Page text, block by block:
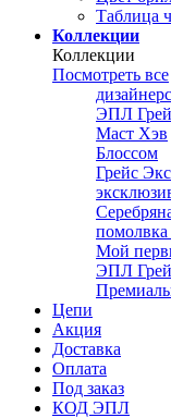
Таблица
Коллекции
Коллекции
Посмотреть все
ЭПЛ
Маст Хэв
Блоссом
Грейс
помолвка
Мой
ЭПЛ
Цепи
Акция
Доставка
Оплата
Под заказ
КОД ЭПЛ